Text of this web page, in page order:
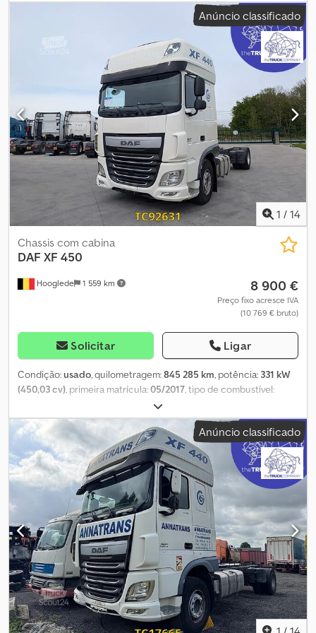
retardador, cor:outro, cabina do condutor:cabina-cama, tipo
, classe de emissão:Euro 6, Ano de
, Eixo dianteiro: Direcional
Eixo traseiro: Rodado duplo Danos: Veículo danificado
(inoperante) Dsdpfx Ajzrb Nzebbsck
Anúncio classificado
1 / 14
Hooglede 1 559 km
Chassis com cabina
DAF XF 450
8 900 €
Preço fixo acresce IVA
(10 769 € bruto)
Solicitar Ligar
Condição:usado, quilometragem:845 285 km, potência: 331 kW
(450,03 cv), primeira matrícula:05/2017, tipo de combustível:
385/65 R22.5
4x2, combustível:diesel, travões:retardador, cor:outro, cabina do
condutor:
cabina-cama , tipo de engrenagem:automático,
classe de emissão:Euro 6, suspensão:ar , Ano de fabrico:2017,
Equipamento:ABS, aquecedor estacionário, controlo de
velocidade de cruzeiro, espelho retrovisor elétrico, fecho
centralizado, regulação eléctrica dos vidros, retardador , =
Outras opções e acessórios = - Leitor de CD - Chave
sobressalente - Limitador de velocidade - Tanque de combustível
em alumínio - Frigorífico - Travão de motor - Tomada de força -
Controlo de estabilidade - Ar condicionado standard - Viseira -
Corrente alternada - Caixa de ferramentas - Faróis de xénon =
Outras informações = Marca dos eixos: DAF Travões: travões de
disco Suspensão: suspensão pneumática Eixo dianteiro:
Dimensão dos pneus: 385/65 R22.5; Direcional; Piso do pneu
esquerdo: 9 mm; Piso do pneu direito: 9 mm Eixo traseiro:
Anúncio classificado